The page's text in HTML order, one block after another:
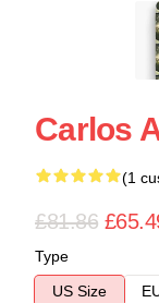
Carlos
(1
£81.86
Type
US Size